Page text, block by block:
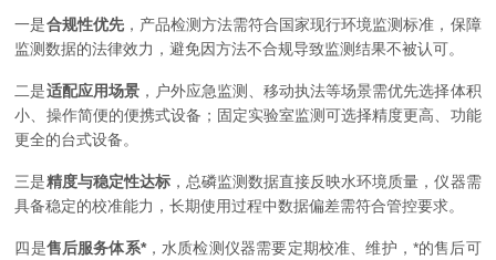
一是合规性优先，产品检测方法需符合国家现行环境监测标准，保障
监测数据的法律效力，避免因方法不合规导致监测结果不被认可。
二是适配应用场景，户外应急监测、移动执法等场景需优先选择体积
小、操作简便的便携式设备；固定实验室监测可选择精度更高、功能
更全的台式设备。
三是精度与稳定性达标，总磷监测数据直接反映水环境质量，仪器需
具备稳定的校准能力，长期使用过程中数据偏差需符合管控要求。
四是售后服务体系*，水质检测仪器需要定期校准、维护，*的售后可